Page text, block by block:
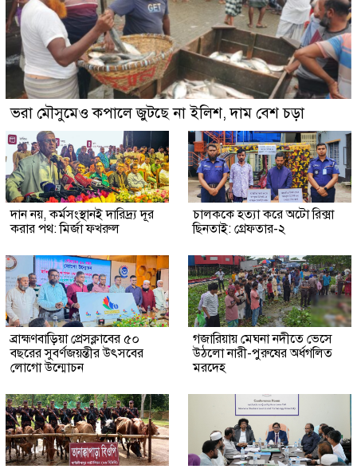
ভরা মৌসুমেও কপালে জুটছে না ইলিশ, দাম বেশ চড়া
দান নয়, কর্মসংস্থানই দারিদ্র্য দূর
করার পথ: মির্জা ফখরুল
চালককে হত্যা করে অটো রিক্সা
ছিনতাই: গ্রেফতার-২
ব্রাহ্মণবাড়িয়া প্রেসক্লাবের ৫০
বছরের সুবর্ণজয়ন্তীর উৎসবের
লোগো উন্মোচন
গজারিয়ায় মেঘনা নদীতে ভেসে
উঠলো নারী-পুরুষের অর্ধগলিত
মরদেহ